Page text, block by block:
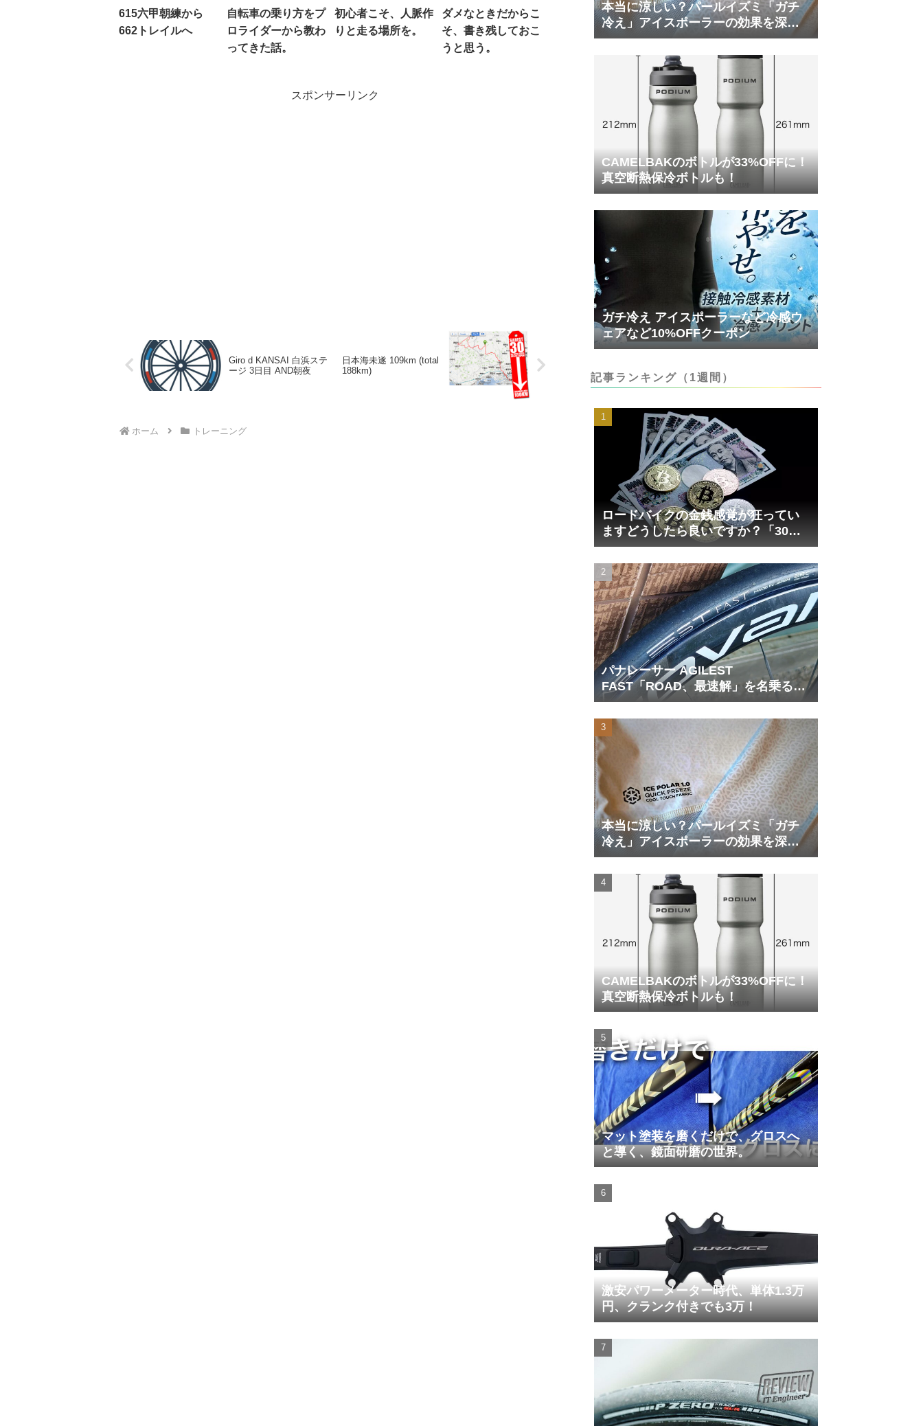
615六甲朝練から
662トレイルへ
自転車の乗り方をプ
ロライダーから教わ
ってきた話。
初心者こそ、人脈作
りと走る場所を。
ダメなときだからこ
そ、書き残しておこ
うと思う。
スポンサーリンク
Giro d KANSAI 白浜ステ
ージ 3日目 AND朝夜
日本海未遂 109km (total
188km)
ホーム トレーニング
本当に涼しい？パールイズミ「ガチ
冷え」アイスポーラーの効果を深部
体温計COREで測ってみた
CAMELBAKのボトルが33%OFFに！
真空断熱保冷ボトルも！
ガチ冷え アイスポーラーなど冷感ウ
ェアなど10%OFFクーポン
記事ランキング（1週間）
ロードバイクの金銭感覚が狂ってい
ますどうしたら良いですか？「30万
円は安い」の正体
パナレーサー AGILEST
FAST「ROAD、最速解」を名乗る国
産フラッグシップ
本当に涼しい？パールイズミ「ガチ
冷え」アイスポーラーの効果を深部
体温計COREで測ってみた
CAMELBAKのボトルが33%OFFに！
真空断熱保冷ボトルも！
マット塗装を磨くだけで、グロスへ
と導く、鏡面研磨の世界。
激安パワーメーター時代、単体1.3万
円、クランク付きでも3万！